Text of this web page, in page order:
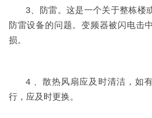
3、 防雷。这是一个关于整栋楼
防雷设备的问题。变频器被闪电击
损。
4 、散热风扇应及时清洁，如
行，应及时更换。